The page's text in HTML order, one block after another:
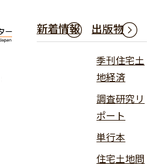
新着情報 出版物
季刊住宅土
地経済
調査研究リ
ポート
単行本
住宅土地問